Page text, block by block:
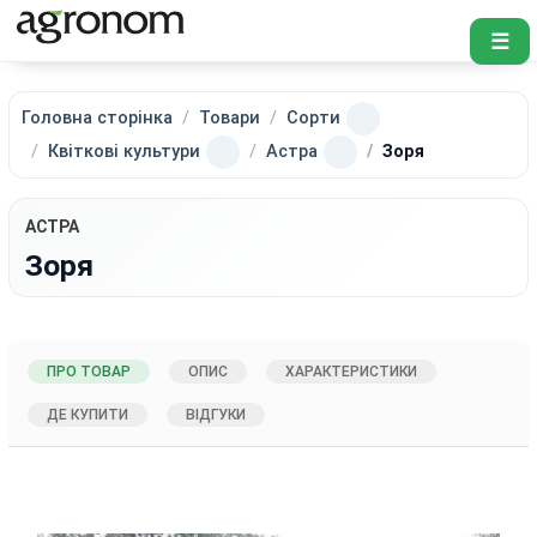
☰
Головна сторінка Товари
Сорти
Квіткові культури
Астра Зоря
АСТРА
Зоря
ПРО ТОВАР ОПИС ХАРАКТЕРИСТИКИ
ДЕ КУПИТИ ВІДГУКИ